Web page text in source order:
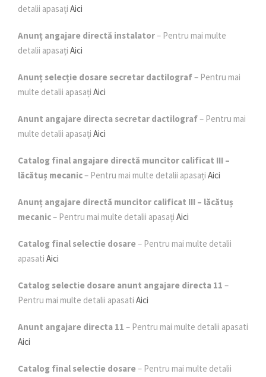
detalii apasați Aici
Anunț angajare directă instalator– Pentru mai multe
detalii apasați Aici
Anunț selecție dosare secretar dactilograf– Pentru mai
multe detalii apasați Aici
Anunt angajare directa secretar dactilograf– Pentru mai
multe detalii apasați Aici
Catalog final angajare directă muncitor calificat III –
lăcătuș mecanic– Pentru mai multe detalii apasați Aici
Anunț angajare directă muncitor calificat III – lăcătuș
mecanic– Pentru mai multe detalii apasați Aici
Catalog final selectie dosare – Pentru mai multe detalii
apasati Aici
Catalog selectie dosare anunt angajare directa 11 –
Pentru mai multe detalii apasati Aici
Anunt angajare directa 11 – Pentru mai multe detalii apasati
Aici
Catalog final selectie dosare – Pentru mai multe detalii